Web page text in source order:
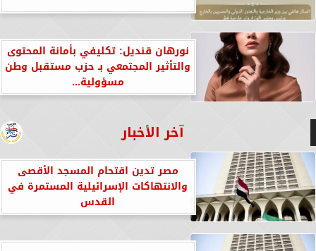
نورهان قنديل: تكليفي بأمانة المحتوى
والتأثير المجتمعي بـ حزب مستقبل وطن
مسؤولية...
آخر الأخبار
مصر تدين اقتحام المسجد الأقصى
والانتهاكات الإسرائيلية المستمرة في
القدس